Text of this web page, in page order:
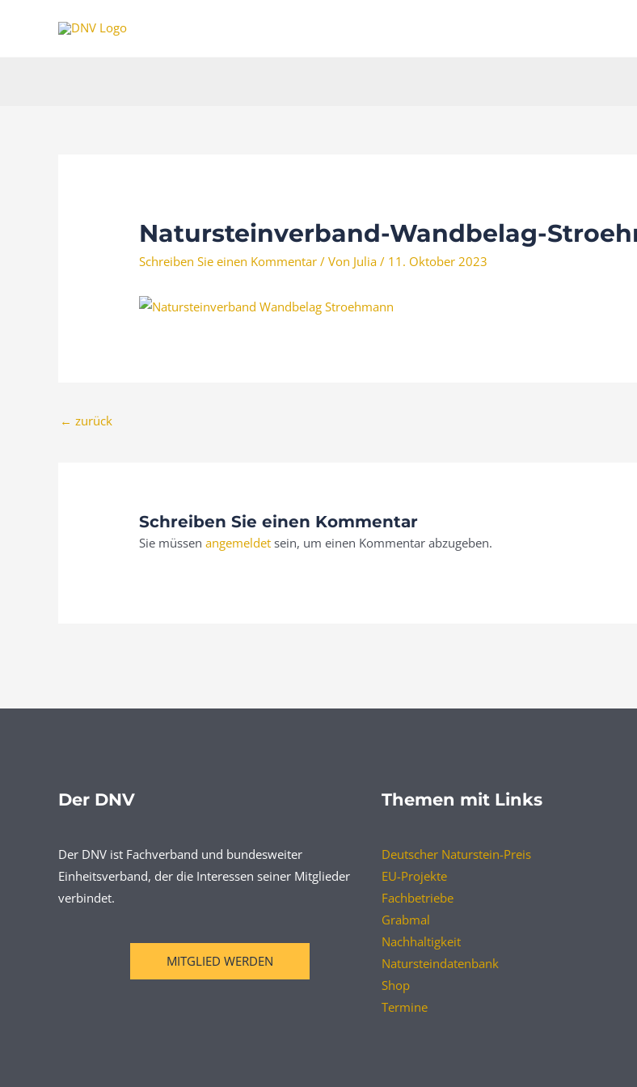
Natursteinverband-Wandbelag-
Schreiben Sie einen Kommentar / Von Julia/ 11. Oktober 2023
← zurück
Schreiben Sie einen Kommentar
Sie müssenangemeldet sein, um einen Kommentar abzugeben.
Der DNV
Der DNV ist Fachverband und bundesweiter
Einheitsverband, der die Interessen seiner Mitglieder
verbindet.
MITGLIED WERDEN
Themen mit Links
Deutscher Naturstein-Preis
EU-Projekte
Fachbetriebe
Grabmal
Nachhaltigkeit
Natursteindatenbank
Shop
Termine